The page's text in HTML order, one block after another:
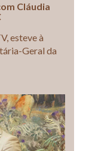
Cláudia
esteve à
Geral da